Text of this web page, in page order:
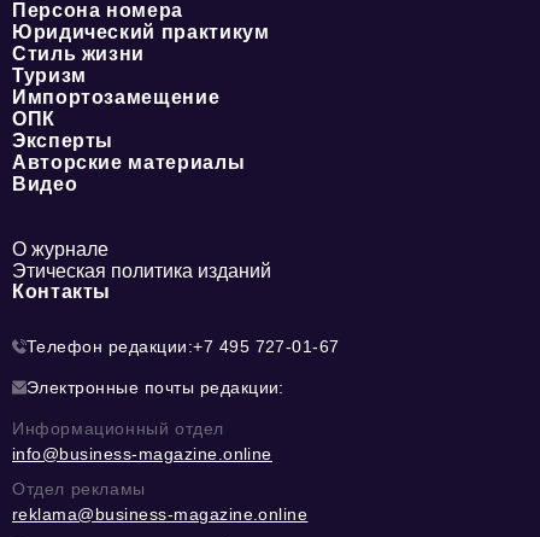
Персона номера
Юридический практикум
Стиль жизни
Туризм
Импортозамещение
ОПК
Эксперты
Авторские материалы
Видео
О журнале
Этическая политика изданий
Контакты
Телефон редакции:+7 495 727-01-67
Электронные почты редакции:
Информационный отдел
info@business-magazine.online
Отдел рекламы
reklama@business-magazine.online